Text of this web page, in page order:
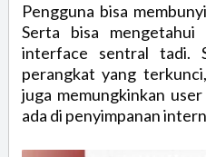
Pengguna bisa
Serta bisa mengetahui
interface sentral tadi.
perangkat yang
juga memungkinkan
ada di penyimpanan